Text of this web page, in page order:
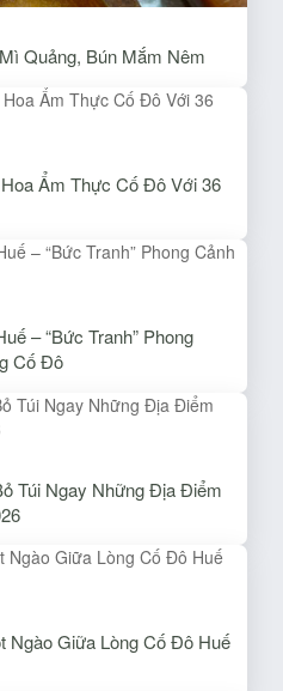
Quảng, Bún Mắm Nêm
Ẩm Thực Cố Đô Với 36
– “Bức Tranh” Phong
Cố Đô
Túi Ngay Những Địa Điểm
Ngào Giữa Lòng Cố Đô Huế